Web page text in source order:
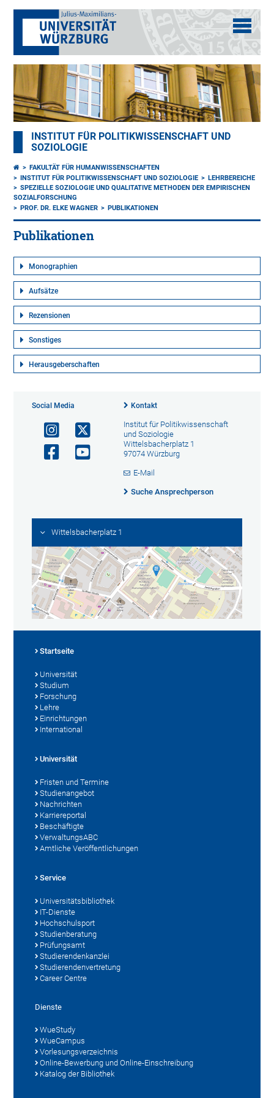
INSTITUT FÜR POLITIKWISSENSCHAFT UND
SOZIOLOGIE
FAKULTÄT FÜR HUMANWISSENSCHAFTEN
INSTITUT FÜR POLITIKWISSENSCHAFT UND SOZIOLOGIE
LEHRBEREICHE
SPEZIELLE SOZIOLOGIE UND QUALITATIVE METHODEN DER EMPIRISCHEN
SOZIALFORSCHUNG
PROF. DR. ELKE WAGNER
PUBLIKATIONEN
Publikationen
Monographien
Aufsätze
Rezensionen
Sonstiges
Herausgeberschaften
Social Media Kontakt
Institut für Politikwissenschaft
und Soziologie
Wittelsbacherplatz 1
97074 Würzburg
E-Mail
Suche Ansprechperson
Wittelsbacherplatz 1
Startseite
Universität
Studium
Forschung
Lehre
Einrichtungen
International
Universität
Fristen und Termine
Studienangebot
Nachrichten
Karriereportal
Beschäftigte
VerwaltungsABC
Amtliche Veröffentlichungen
Service
Universitätsbibliothek
IT-Dienste
Hochschulsport
Studienberatung
Prüfungsamt
Studierendenkanzlei
Studierendenvertretung
Career Centre
Dienste
WueStudy
WueCampus
Vorlesungsverzeichnis
Online-Bewerbung und Online-Einschreibung
Katalog der Bibliothek